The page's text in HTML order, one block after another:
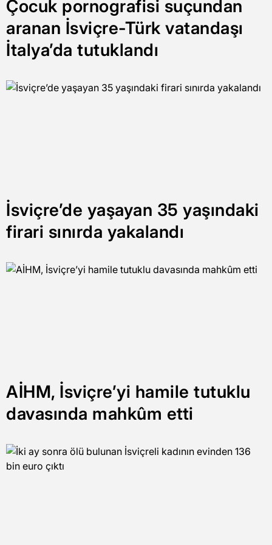
Çocuk pornografisi suçundan
aranan İsviçre-Türk vatandaşı
İtalya’da tutuklandı
İsviçre’de yaşayan 35 yaşındaki
firari sınırda yakalandı
AİHM, İsviçre’yi hamile tutuklu
davasında mahkûm etti